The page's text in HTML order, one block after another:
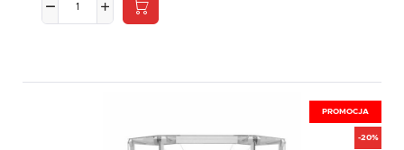
PROMOCJA
-20%